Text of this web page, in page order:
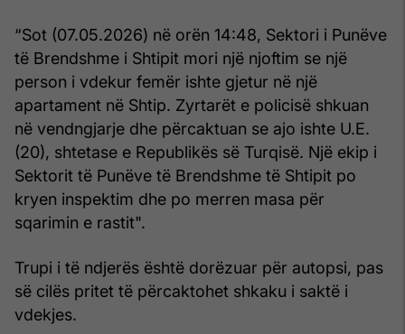
“Sot (07.05.2026) në orën 14:48, Sektori i Punëve
të Brendshme i Shtipit mori një njoftim se një
person i vdekur femër ishte gjetur në një
apartament në Shtip. Zyrtarët e policisë shkuan
në vendngjarje dhe përcaktuan se ajo ishte U.E.
(20), shtetase e Republikës së Turqisë. Një ekip i
Sektorit të Punëve të Brendshme të Shtipit po
kryen inspektim dhe po merren masa për
sqarimin e rastit".
Trupi i të ndjerës është dorëzuar për autopsi, pas
së cilës pritet të përcaktohet shkaku i saktë i
vdekjes.